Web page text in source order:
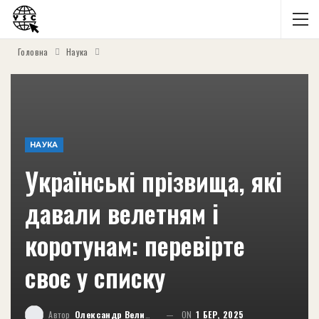
Головна Наука
НАУКА
Українські прізвища, які
давали велетням і
коротунам: перевірте
своє у списку
Автор Олександр Великий ON 1 БЕР, 2025